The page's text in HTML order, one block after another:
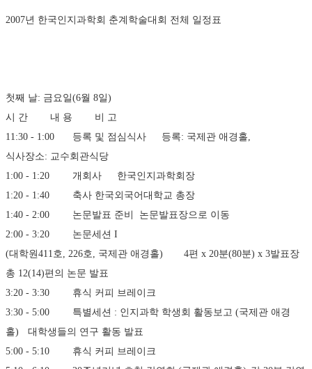
2007년 한국인지과학회 춘계학술대회 전체 일정표
첫째 날: 금요일(6월 8일)
시 간	내 용	비 고
11:30 - 1:00	등록 및 점심식사	등록: 국제관 애경홀,
식사장소: 교수회관식당
1:00 - 1:20	개회사	한국인지과학회장
1:20 - 1:40	축사	한국외국어대학교 총장
1:40 - 2:00	논문발표 준비	논문발표장으로 이동
2:00 - 3:20	논문세션 I
(대학원411호, 226호, 국제관 애경홀)	4편 x 20분(80분) x 3발표장
총 12(14)편의 논문 발표
3:20 - 3:30	휴식	커피 브레이크
3:30 - 5:00	특별세션 : 인지과학 학생회 활동보고 (국제관 애경
홀)	대학생들의 연구 활동 발표
5:00 - 5:10	휴식	커피 브레이크